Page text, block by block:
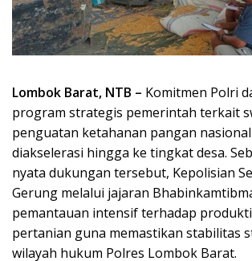
Lombok Barat, NTB – Komitmen Polri
program strategis pemerintah terkait
penguatan ketahanan pangan
diakselerasi hingga ke tingkat desa.
nyata dukungan tersebut, Kepolisian
Gerung melalui jajaran
pemantauan intensif terhadap
pertanian guna memastikan stabilitas
wilayah hukum Polres Lombok Barat.